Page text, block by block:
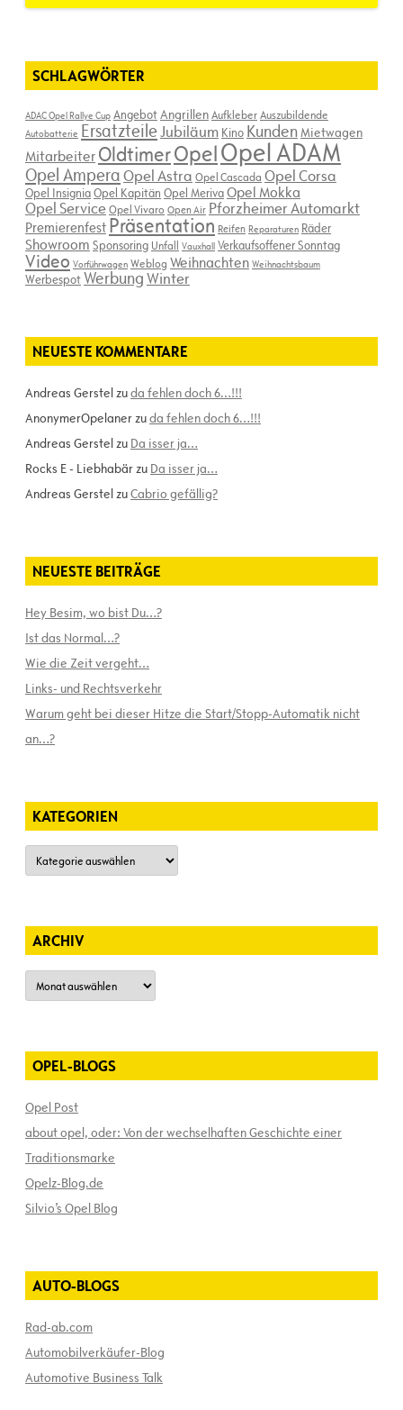
SCHLAGWÖRTER
ADAC Opel Rallye Cup AngebotAngrillenAufkleberAuszubildende
Autobatterie ErsatzteileJubiläum Kino KundenMietwagen
Mitarbeiter OldtimerOpelOpel ADAM
Opel AmperaOpel Astra Opel Cascada Opel Corsa
Opel InsigniaOpel Kapitän Opel MerivaOpel Mokka
Opel ServiceOpel Vivaro Open Air Pforzheimer Automarkt
Premierenfest Präsentation Reifen Reparaturen Räder
Showroom Sponsoring Unfall Vauxhall Verkaufsoffener Sonntag
Video Vorführwagen Weblog Weihnachten Weihnachtsbaum
WerbespotWerbungWinter
NEUESTE KOMMENTARE
Andreas Gerstelzuda fehlen doch 6…!!!
AnonymerOpelanerzuda fehlen doch 6…!!!
Andreas Gerstelzu Da isser ja…
Rocks E - Liebhabärzu Da isser ja…
Andreas GerstelzuCabrio gefällig?
NEUESTE BEITRÄGE
Hey Besim, wo bist Du…?
Ist das Normal…?
Wie die Zeit vergeht…
Links- und Rechtsverkehr
Warum geht bei dieser Hitze die Start/Stopp-Automatik nicht
an…?
KATEGORIEN
Kategorien
ARCHIV
Archiv
OPEL-BLOGS
Opel Post
about opel, oder: Von der wechselhaften Geschichte einer
Traditionsmarke
Opelz-Blog.de
Silvio’s Opel Blog
AUTO-BLOGS
Rad-ab.com
Automobilverkäufer-Blog
Automotive Business Talk